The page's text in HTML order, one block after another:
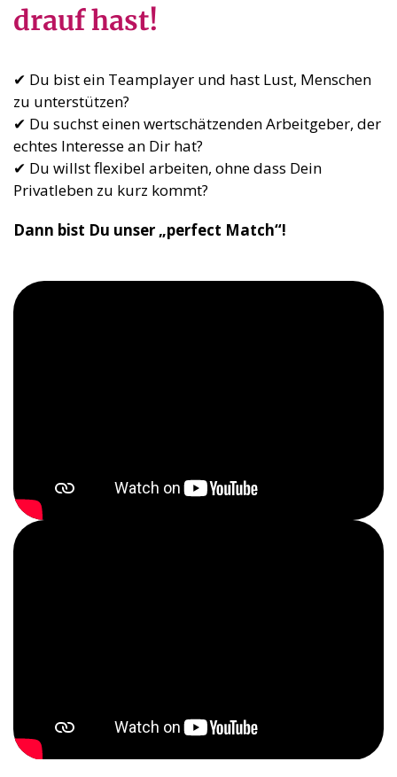
drauf hast!
✔ Du bist ein Teamplayer und hast Lust, Menschen
zu unterstützen?
✔ Du suchst einen wertschätzenden Arbeitgeber, der
echtes Interesse an Dir hat?
✔ Du willst flexibel arbeiten, ohne dass Dein
Privatleben zu kurz kommt?
Dann bist Du unser „perfect Match“!